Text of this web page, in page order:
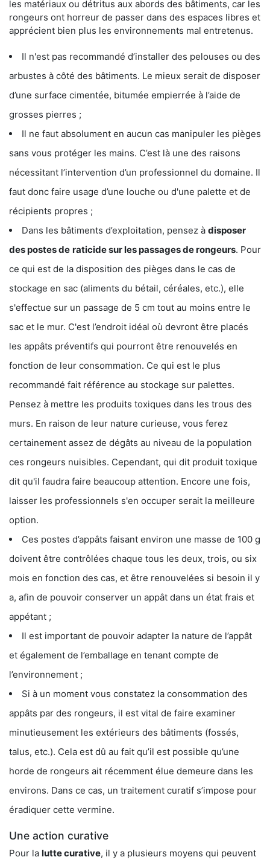
les matériaux ou détritus aux abords des bâtiments, car les
rongeurs ont horreur de passer dans des espaces libres et
apprécient bien plus les environnements mal entretenus.
Il n'est pas recommandé d’installer des pelouses ou des
arbustes à côté des bâtiments. Le mieux serait de disposer
d’une surface cimentée, bitumée empierrée à l’aide de
grosses pierres ;
Il ne faut absolument en aucun cas manipuler les pièges
sans vous protéger les mains. C’est là une des raisons
nécessitant l’intervention d’un professionnel du domaine. Il
faut donc faire usage d’une louche ou d'une palette et de
récipients propres ;
Dans les bâtiments d’exploitation, pensez à disposer
des postes de raticide sur les passages de rongeurs. Pour
ce qui est de la disposition des pièges dans le cas de
stockage en sac (aliments du bétail, céréales, etc.), elle
s'effectue sur un passage de 5 cm tout au moins entre le
sac et le mur. C'est l’endroit idéal où devront être placés
les appâts préventifs qui pourront être renouvelés en
fonction de leur consommation. Ce qui est le plus
recommandé fait référence au stockage sur palettes.
Pensez à mettre les produits toxiques dans les trous des
murs. En raison de leur nature curieuse, vous ferez
certainement assez de dégâts au niveau de la population
ces rongeurs nuisibles. Cependant, qui dit produit toxique
dit qu'il faudra faire beaucoup attention. Encore une fois,
laisser les professionnels s'en occuper serait la meilleure
option.
Ces postes d’appâts faisant environ une masse de 100 g
doivent être contrôlées chaque tous les deux, trois, ou six
mois en fonction des cas, et être renouvelées si besoin il y
a, afin de pouvoir conserver un appât dans un état frais et
appétant ;
Il est important de pouvoir adapter la nature de l’appât
et également de l’emballage en tenant compte de
l’environnement ;
Si à un moment vous constatez la consommation des
appâts par des rongeurs, il est vital de faire examiner
minutieusement les extérieurs des bâtiments (fossés,
talus, etc.). Cela est dû au fait qu’il est possible qu’une
horde de rongeurs ait récemment élue demeure dans les
environs. Dans ce cas, un traitement curatif s’impose pour
éradiquer cette vermine.
Une action curative
Pour la lutte curative, il y a plusieurs moyens qui peuvent